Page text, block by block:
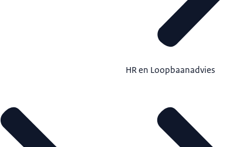
HR en Loopbaanadvies